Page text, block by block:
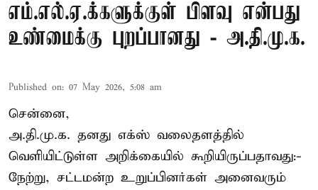
எம்.எல்.ஏ.க்களுக்குள் பிளவு என்பது
உண்மைக்கு புறப்பானது - அ.தி.மு.க.
Published on: 07 May 2026, 5:08 am
சென்னை,
அ.தி.மு.க. தனது எக்ஸ் வலைதளத்தில்
வெளியிட்டுள்ள அறிக்கையில் கூறியிருப்பதாவது:-
நேற்று, சட்டமன்ற உறுப்பினர்கள் அனைவரும்